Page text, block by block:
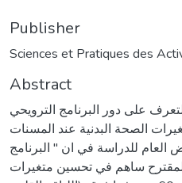
Publisher
Sciences et Pratiques des
Abstract
على دور البرنامج الترويحي
الصحة البدنية عند المسنات
العام للدراسة في ان " البرنامج
ساهم في تحسين متغيرات